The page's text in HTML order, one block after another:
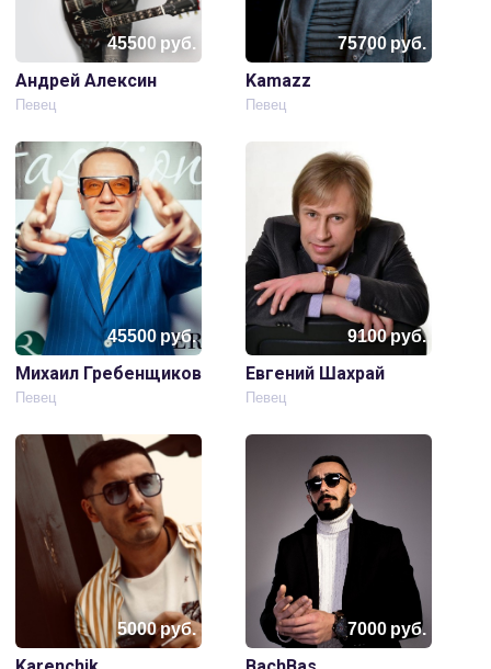
45500 руб.
Андрей Алексин
Певец
75700руб.
Kamazz
Певец
45500руб.
Михаил Гребенщиков
Певец
9100руб.
Евгений Шахрай
Певец
5000руб. 7000руб.